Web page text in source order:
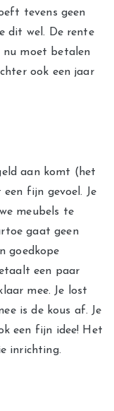
tevens geen
dit wel. De rente
nu moet betalen
ook een jaar
aan komt (het
fijn gevoel. Je
meubels te
gaat geen
goedkope
een paar
mee. Je lost
is de kous af. Je
een fijn idee! Het
inrichting.